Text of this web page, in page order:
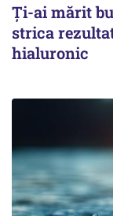
Ți-ai mărit
strica
hialuronic